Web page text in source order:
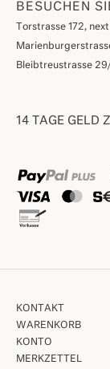
BESUCHEN
Torstrasse 172,
Bleibtreustrasse
14 TAGE GELD
KONTAKT
WARENKORB
KONTO
MERKZETTEL